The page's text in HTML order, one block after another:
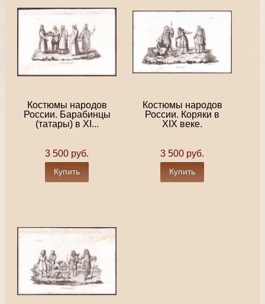
Костюмы народов
России. Барабинцы
(татары) в XI...
3 500 руб.
Купить
Костюмы народов
России. Коряки в
XIX веке.
3 500 руб.
Купить